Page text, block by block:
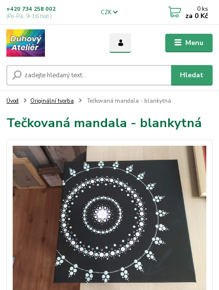
Menu
CZK
Hledat
+420 734 258 002
(Po-Pá, 9-16 hod.)
0 ks
za 0 Kč
Úvod Originální tvorba Tečkovaná mandala - blankytná
Tečkovaná mandala - blankytná